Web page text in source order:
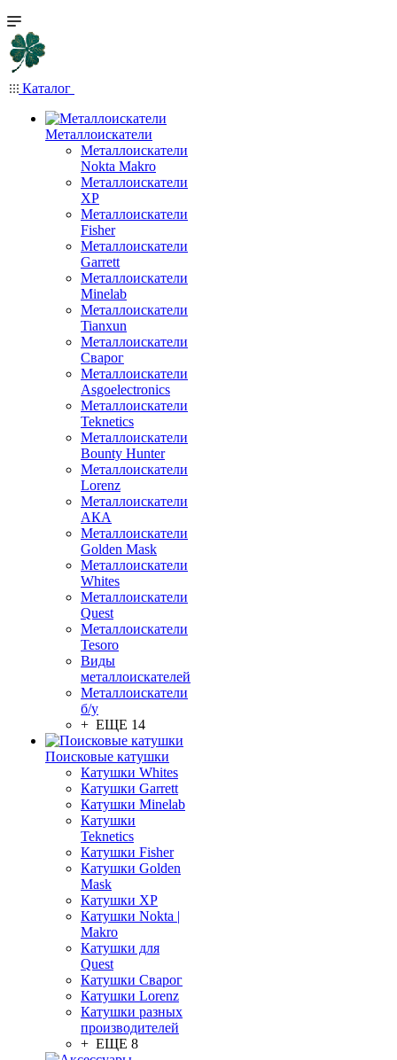
Каталог
Металлоискатели
Металлоискатели
Nokta Makro
Металлоискатели
XP
Металлоискатели
Fisher
Металлоискатели
Garrett
Металлоискатели
Minelab
Металлоискатели
Tianxun
Металлоискатели
Сварог
Металлоискатели
Asgoelectronics
Металлоискатели
Teknetics
Металлоискатели
Bounty Hunter
Металлоискатели
Lorenz
Металлоискатели
АКА
Металлоискатели
Golden Mask
Металлоискатели
Whites
Металлоискатели
Quest
Металлоискатели
Tesoro
Виды
металлоискателей
Металлоискатели
б/у
+ ЕЩЕ 14
Поисковые катушки
Катушки Whites
Катушки Garrett
Катушки Minelab
Катушки
Teknetics
Катушки Fisher
Катушки Golden
Mask
Катушки XP
Катушки Nokta |
Makro
Катушки для
Quest
Катушки Сварог
Катушки Lorenz
Катушки разных
производителей
+ ЕЩЕ 8